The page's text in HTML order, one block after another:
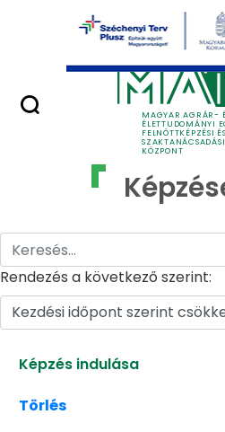
Ugrás a fő tartalomhoz
MAGYAR AGRÁR-
ÉLETTUDOMÁNYI
FELNŐTTKÉPZÉSI ÉS
SZAKTANÁCSADÁSI
KÖZPONT
Képzéseink
Rendezés a következő szerint:
Kezdési időpont szerint
Képzés indulása
Törlés